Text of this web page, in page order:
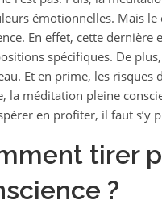
émotionnelles. Mais
En effet, cette dernière
spécifiques. De
Et en prime, les risques
la méditation pleine
en profiter, il faut s’y
tirer
?